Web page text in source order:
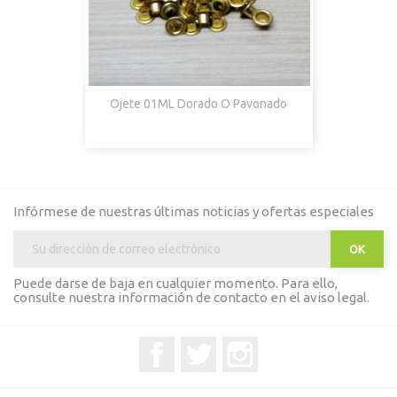
Ojete 01ML Dorado O Pavonado
Infórmese de nuestras últimas noticias y ofertas especiales
Puede darse de baja en cualquier momento. Para ello,
consulte nuestra información de contacto en el aviso legal.